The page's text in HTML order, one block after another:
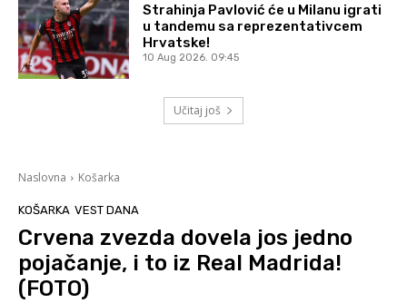
Strahinja Pavlović će u Milanu igrati
u tandemu sa reprezentativcem
Hrvatske!
10 Aug 2026. 09:45
Učitaj još